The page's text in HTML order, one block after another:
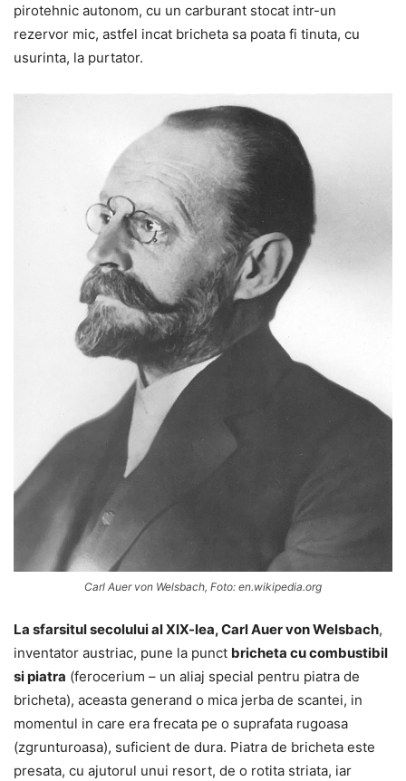
pirotehnic autonom, cu un carburant stocat intr-un
rezervor mic, astfel incat bricheta sa poata fi tinuta, cu
usurinta, la purtator.
Carl Auer von Welsbach, Foto: en.wikipedia.org
La sfarsitul secolului al XIX-lea, Carl Auer von Welsbach,
inventator austriac, pune la punct bricheta cu combustibil
si piatra (ferocerium – un aliaj special pentru piatra de
bricheta), aceasta generand o mica jerba de scantei, in
momentul in care era frecata pe o suprafata rugoasa
(zgrunturoasa), suficient de dura. Piatra de bricheta este
presata, cu ajutorul unui resort, de o rotita striata, iar